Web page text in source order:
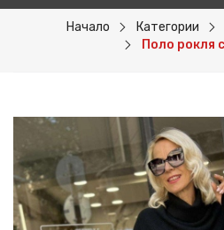
ВАШАТА КОЛИЧКА
Начало Категории
Поло рокля